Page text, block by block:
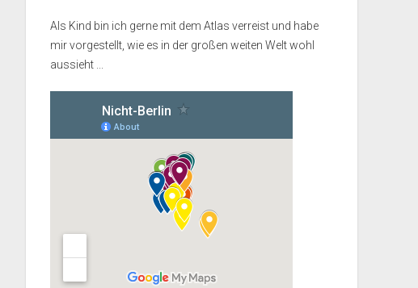
Als Kind bin ich gerne mit dem Atlas verreist und habe
mir vorgestellt, wie es in der großen weiten Welt wohl
aussieht ...